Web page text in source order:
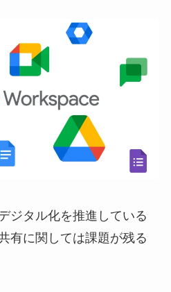
ジタル化を推進している
有に関しては課題が残る